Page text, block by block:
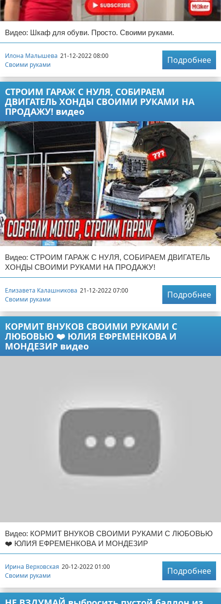
Видео: Шкаф для обуви. Просто. Своими руками.
Илона Малышева 21-12-2022 08:00
Своими руками
Подробнее
СТРОИМ ГАРАЖ С НУЛЯ, СОБИРАЕМ
ДВИГАТЕЛЬ ХОНДЫ СВОИМИ РУКАМИ НА
ПРОДАЖУ! видео
Видео: СТРОИМ ГАРАЖ С НУЛЯ, СОБИРАЕМ ДВИГАТЕЛЬ
ХОНДЫ СВОИМИ РУКАМИ НА ПРОДАЖУ!
Елизавета Калашникова 21-12-2022 07:00
Своими руками
Подробнее
КОРМИТ ВНУКОВ СВОИМИ РУКАМИ С
ЛЮБОВЬЮ ❤️ ЮЛИЯ ЕФРЕМЕНКОВА И
МОНДЕЗИР видео
Видео: КОРМИТ ВНУКОВ СВОИМИ РУКАМИ С ЛЮБОВЬЮ
❤️ ЮЛИЯ ЕФРЕМЕНКОВА И МОНДЕЗИР
Ирина Верховская 20-12-2022 01:00
Своими руками
Подробнее